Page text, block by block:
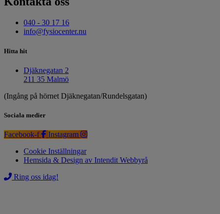
040 - 30 17 16
info@fysiocenter.nu
Hitta hit
Djäknegatan 2
211 35 Malmö
(Ingång på hörnet Djäknegatan/Rundelsgatan)
Sociala medier
Facebook-f
Instagram
Cookie Inställningar
Hemsida & Design av Intendit Webbyrå
Ring oss idag!